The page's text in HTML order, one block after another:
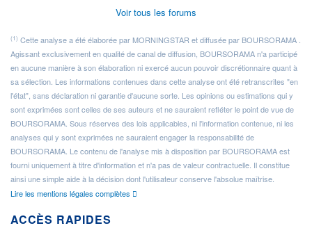
Voir tous les forums
(1) Cette analyse a été élaborée par MORNINGSTAR et diffusée par BOURSORAMA .
Agissant exclusivement en qualité de canal de diffusion, BOURSORAMA n'a participé
en aucune manière à son élaboration ni exercé aucun pouvoir discrétionnaire quant à
sa sélection. Les informations contenues dans cette analyse ont été retranscrites "en
l'état", sans déclaration ni garantie d'aucune sorte. Les opinions ou estimations qui y
sont exprimées sont celles de ses auteurs et ne sauraient refléter le point de vue de
BOURSORAMA. Sous réserves des lois applicables, ni l'information contenue, ni les
analyses qui y sont exprimées ne sauraient engager la responsabilité de
BOURSORAMA. Le contenu de l'analyse mis à disposition par BOURSORAMA est
fourni uniquement à titre d'information et n'a pas de valeur contractuelle. Il constitue
ainsi une simple aide à la décision dont l'utilisateur conserve l'absolue maîtrise.
Lire les mentions légales complètes
ACCÈS RAPIDES